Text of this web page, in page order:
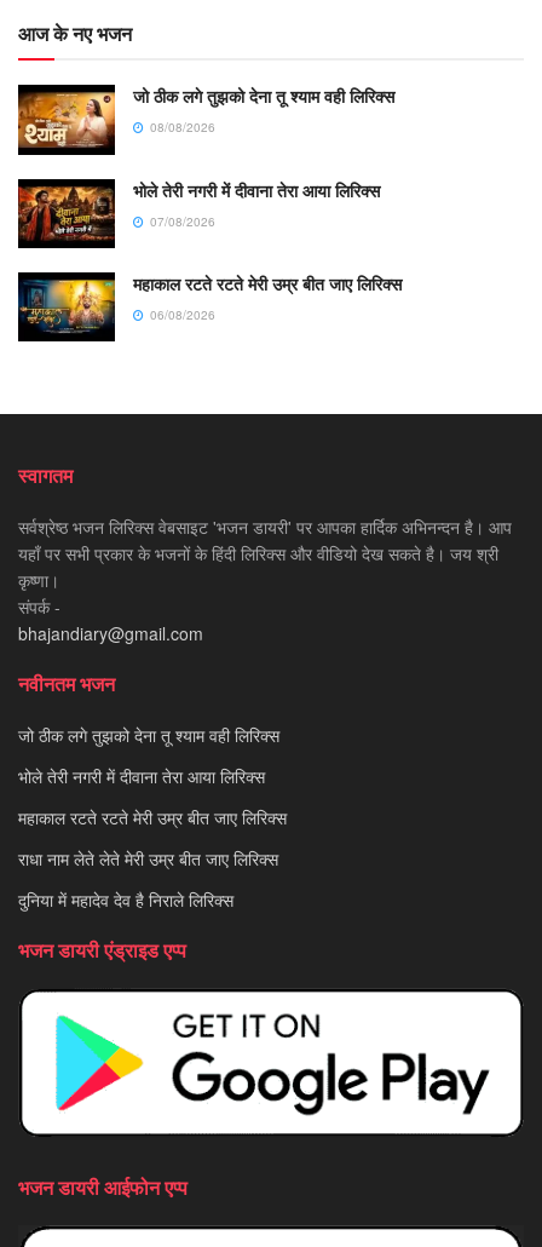
आज के नए भजन
जो ठीक लगे तुझको देना तू श्याम वही लिरिक्स
08/08/2026
भोले तेरी नगरी में दीवाना तेरा आया लिरिक्स
07/08/2026
महाकाल रटते रटते मेरी उम्र बीत जाए लिरिक्स
06/08/2026
स्वागतम
सर्वश्रेष्ठ भजन लिरिक्स वेबसाइट 'भजन डायरी' पर आपका हार्दिक अभिनन्दन है। आप
यहाँ पर सभी प्रकार के भजनों के हिंदी लिरिक्स और वीडियो देख सकते है। जय श्री
कृष्णा।
संपर्क -
bhajandiary@gmail.com
नवीनतम भजन
जो ठीक लगे तुझको देना तू श्याम वही लिरिक्स
भोले तेरी नगरी में दीवाना तेरा आया लिरिक्स
महाकाल रटते रटते मेरी उम्र बीत जाए लिरिक्स
राधा नाम लेते लेते मेरी उम्र बीत जाए लिरिक्स
दुनिया में महादेव देव है निराले लिरिक्स
भजन डायरी एंड्राइड एप्प
भजन डायरी आईफोन एप्प